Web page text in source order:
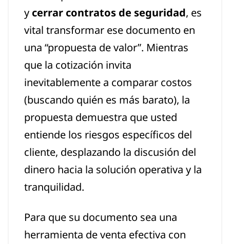
y cerrar contratos de seguridad, es
vital transformar ese documento en
una “propuesta de valor”. Mientras
que la cotización invita
inevitablemente a comparar costos
(buscando quién es más barato), la
propuesta demuestra que usted
entiende los riesgos específicos del
cliente, desplazando la discusión del
dinero hacia la solución operativa y la
tranquilidad.
Para que su documento sea una
herramienta de venta efectiva con